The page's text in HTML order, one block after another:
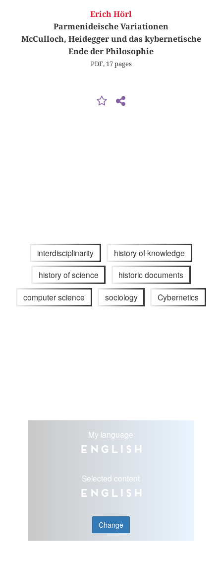
Erich Hörl
Parmenideische Variationen
McCulloch, Heidegger und das kybernetische
Ende der Philosophie
PDF, 17 pages
interdisciplinarity history of knowledge
history of science historic documents
computer science sociology Cybernetics
My language
English
Selected content
English
Change